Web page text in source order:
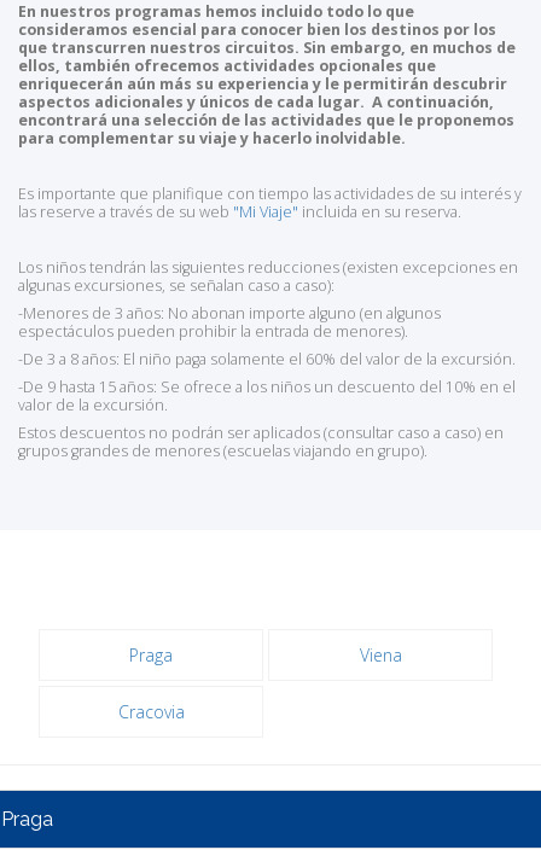
En nuestros programas hemos incluido todo lo que
consideramos esencial para conocer bien los destinos por los
que transcurren nuestros circuitos. Sin embargo, en muchos de
ellos, también ofrecemos actividades opcionales que
enriquecerán aún más su experiencia y le permitirán descubrir
aspectos adicionales y únicos de cada lugar. A continuación,
encontrará una selección de las actividades que le proponemos
para complementar su viaje y hacerlo inolvidable.
Es importante que planifique con tiempo las actividades de su interés y
las reserve a través de su web "Mi Viaje" incluida en su reserva.
Los niños tendrán las siguientes reducciones (existen excepciones en
algunas excursiones, se señalan caso a caso):
-Menores de 3 años: No abonan importe alguno (en algunos
espectáculos pueden prohibir la entrada de menores).
-De 3 a 8 años: El niño paga solamente el 60% del valor de la excursión.
-De 9 hasta 15 años: Se ofrece a los niños un descuento del 10% en el
valor de la excursión.
Estos descuentos no podrán ser aplicados (consultar caso a caso) en
grupos grandes de menores (escuelas viajando en grupo).
Praga Viena
Cracovia
Praga